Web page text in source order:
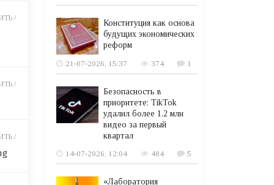
/
/
/
Конституция как основа
будущих экономических
реформ
21-07-2026, 15:37
374 1
Безопасность в
приоритете: TikTok
удалил более 1,2 млн
видео за первый
квартал
14-07-2026, 12:04
484 5
«Лаборатория